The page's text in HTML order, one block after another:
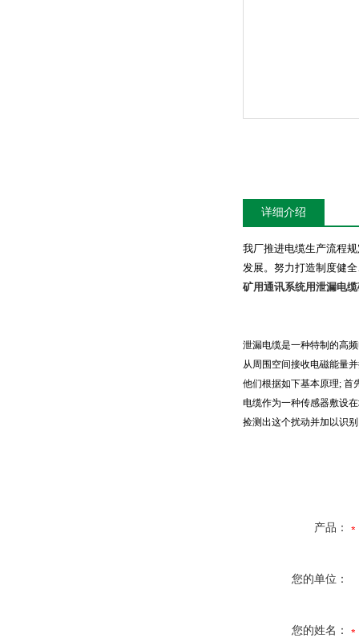
详细介绍
我厂推进电缆生产流程
发展。努力打造制度健
矿用通讯系统用泄漏电缆
泄漏电缆是一种特制的高
从周围空间接收电磁能量
他们根据如下基本原理; 首
电缆作为一种传感器敷设
捡测出这个扰动并加以识
产品：
您的单位：
您的姓名：